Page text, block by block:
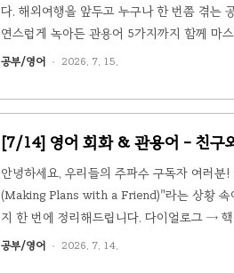
다. 해외여행을 앞두고 누구나 한 번쯤 겪는
연스럽게 녹아든 관용어 5가지까지 함께
로그 속 핵심표현 정리3. 🗣️ 오늘의 관용어
금 늦게 도착했지만, 다행히 체크인 마감 ..
공부/영어 2026. 7. 15.
[7/14] 영어 회화 & 관용어 - 친
안녕하세요, 우리들의 주파수 구독자 여러
(Making Plans with a Friend)"라는 상황 속
지 한 번에 정리해드립니다. 다이얼로그 →
늘의 다이얼로그 - 친구와 약속 잡기② 다이
공부/영어 2026. 7. 14.